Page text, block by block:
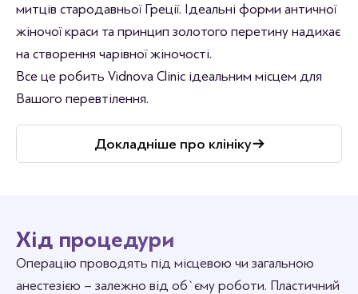
митців стародавньої Греції. Ідеальні форми античної
жіночої краси та принцип золотого перетину надихає
на створення чарівної жіночості.
Все це робить Vidnova Clinic ідеальним місцем для
Вашого перевтілення.
Докладніше про клініку
Хід процедури
Операцію проводять під місцевою чи загальною
анестезією – залежно від об`єму роботи. Пластичний